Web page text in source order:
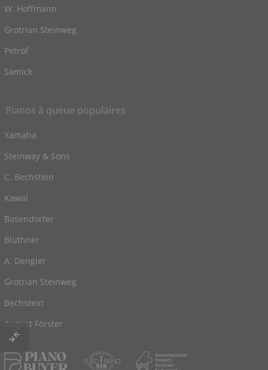
W. Hoffmann
Grotrian Steinweg
Petrof
Samick
Pianos à queue populaires
Yamaha
Steinway & Sons
C. Bechstein
Kawai
Bosendorfer
Blüthner
A. Dengler
Grotrian Steinweg
Bechstein
August Förster